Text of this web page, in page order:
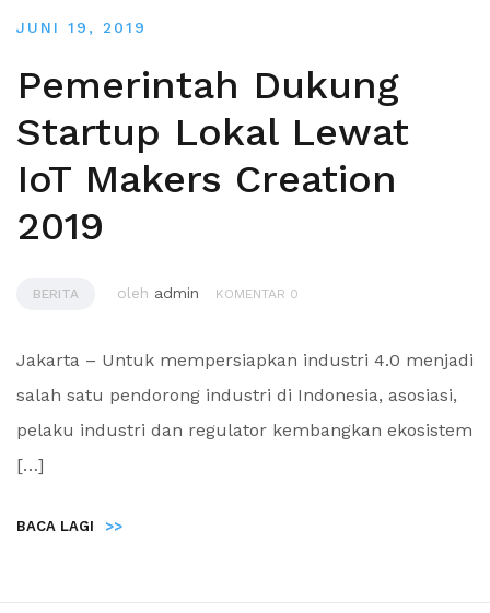
JUNI 19, 2019
Pemerintah Dukung
Startup Lokal Lewat
IoT Makers Creation
2019
BERITA oleh admin KOMENTAR 0
Jakarta – Untuk mempersiapkan industri 4.0 menjadi
salah satu pendorong industri di Indonesia, asosiasi,
pelaku industri dan regulator kembangkan ekosistem
[…]
BACA LAGI >>